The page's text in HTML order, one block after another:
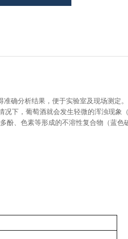
确分析结果，便于实验室及现场测定
下，葡萄酒就会发生轻微的浑浊现象
酚、色素等形成的不溶性复合物（蓝色